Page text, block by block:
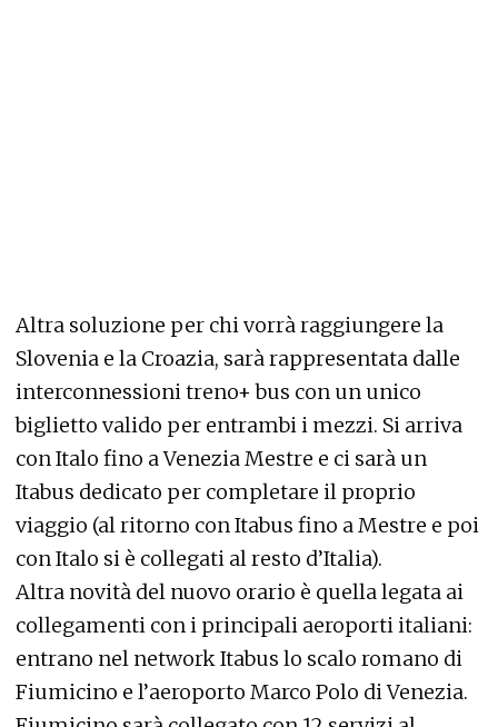
Altra soluzione per chi vorrà raggiungere la
Slovenia e la Croazia, sarà rappresentata dalle
interconnessioni treno+ bus con un unico
biglietto valido per entrambi i mezzi. Si arriva
con Italo fino a Venezia Mestre e ci sarà un
Itabus dedicato per completare il proprio
viaggio (al ritorno con Itabus fino a Mestre e poi
con Italo si è collegati al resto d’Italia).
Altra novità del nuovo orario è quella legata ai
collegamenti con i principali aeroporti italiani:
entrano nel network Itabus lo scalo romano di
Fiumicino e l’aeroporto Marco Polo di Venezia.